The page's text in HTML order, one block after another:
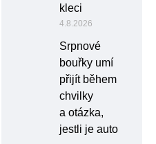
kleci
4.8.2026
Srpnové
bouřky umí
přijít během
chvilky
a otázka,
jestli je auto